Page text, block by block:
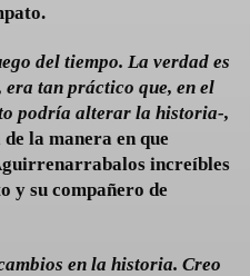
del tiempo. La verdad es
era tan práctico que, en el
podría alterar la historia-,
la manera en que
increíbles
y su compañero de
en la historia. Creo